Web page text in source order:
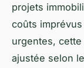
projets
coûts
urgentes,
ajustée selon